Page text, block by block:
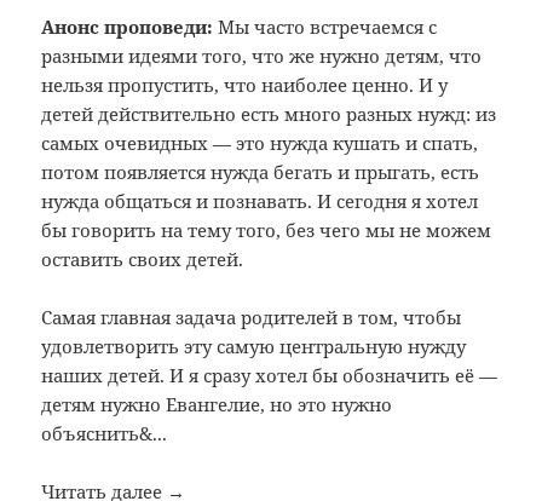
Анонс проповеди: Мы часто встречаемся с
разными идеями того, что же нужно детям, что
нельзя пропустить, что наиболее ценно. И у
детей действительно есть много разных нужд: из
самых очевидных — это нужда кушать и спать,
потом появляется нужда бегать и прыгать, есть
нужда общаться и познавать. И сегодня я хотел
бы говорить на тему того, без чего мы не можем
оставить своих детей.
Самая главная задача родителей в том, чтобы
удовлетворить эту самую центральную нужду
наших детей. И я сразу хотел бы обозначить её —
детям нужно Евангелие, но это нужно
объяснить&...
Читать далее →